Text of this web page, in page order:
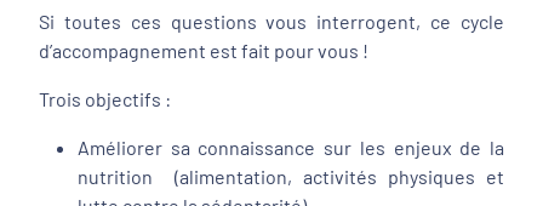
Si toutes ces questions vous interrogent, ce cycle
d’accompagnement est fait pour vous !
Trois objectifs :
Améliorer sa connaissance sur les enjeux de la
nutrition (alimentation, activités physiques et